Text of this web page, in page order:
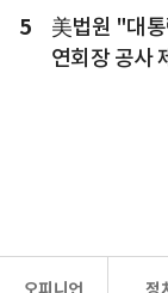
5
美법원 "대
연회장 공사